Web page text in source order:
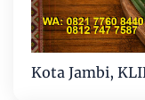
Kota Jambi,